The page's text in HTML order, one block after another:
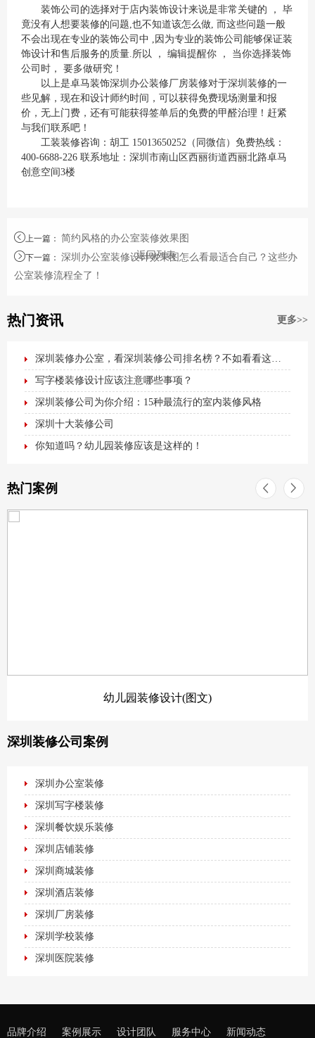
装饰公司的选择对于店内装饰设计来说是非常关键的 ， 毕
竟没有人想要装修的问题,也不知道该怎么做, 而这些问题一般
不会出现在专业的装饰公司中 ,因为专业的装饰公司能够保证装
饰设计和售后服务的质量.所以 ， 编辑提醒你 ， 当你选择装饰
公司时， 要多做研究！
以上是卓马装饰深圳办公装修厂房装修对于深圳装修的一
些见解，现在和设计师约时间，可以获得免费现场测量和报
价，无上门费，还有可能获得签单后的免费的甲醛治理！赶紧
与我们联系吧！
工装装修咨询：胡工 15013650252（同微信）免费热线：
400-6688-226 联系地址：深圳市南山区西丽街道西丽北路卓马
创意空间3楼
上一篇 ： 简约风格的办公室装修效果图
下一篇 ： 深圳办公室装修设计效果图怎么看最适合自己？这些办
公室装修流程全了！
返回列表
热门资讯 更多>>
深圳装修办公室，看深圳装修公司排名榜？不如看看这篇最全办公室装修攻略！
写字楼装修设计应该注意哪些事项？
深圳装修公司为你介绍：15种最流行的室内装修风格
深圳十大装修公司
你知道吗？幼儿园装修应该是这样的！
热门案例
幼儿园装修设计(图文)
深圳装修公司案例
深圳办公室装修
深圳写字楼装修
深圳餐饮娱乐装修
深圳店铺装修
深圳商城装修
深圳酒店装修
深圳厂房装修
深圳学校装修
深圳医院装修
品牌介绍 案例展示 设计团队 服务中心 新闻动态